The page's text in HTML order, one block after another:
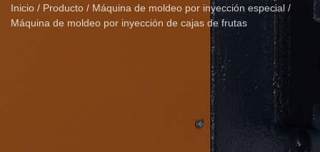
Inicio / Producto / Máquina de moldeo por inyección especial /
Máquina de moldeo por inyección de cajas de frutas